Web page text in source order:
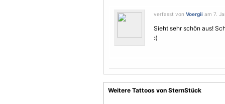
verfasst von Voergii am 7.
Sieht sehr schön aus!
:(
Weitere Tattoos von SternStück